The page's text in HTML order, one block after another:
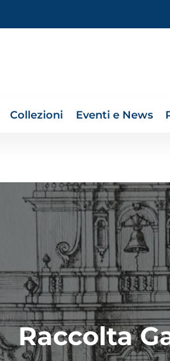
Collezioni Eventi e News
Raccolta